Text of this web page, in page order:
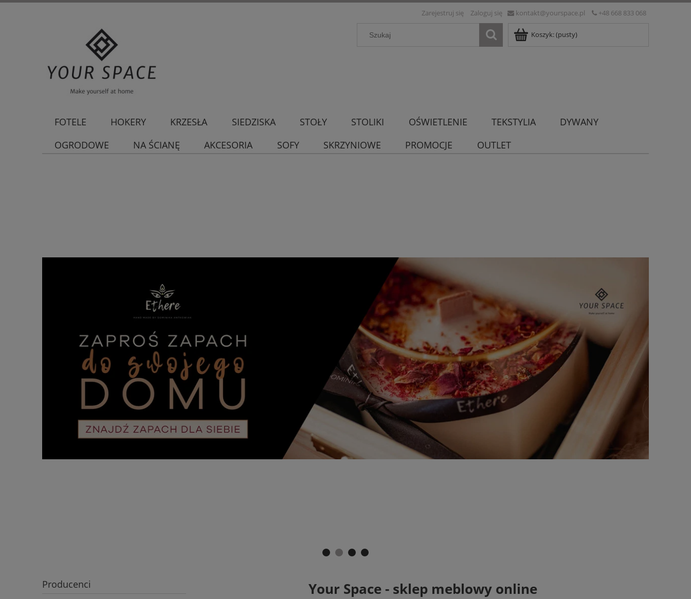
kontakt@yourspace.pl +48 668 833 068
Zarejestruj się Zaloguj się
Koszyk:(pusty)
FOTELE HOKERY KRZESŁA SIEDZISKA STOŁY STOLIKI OŚWIETLENIE TEKSTYLIA
DYWANY
OGRODOWE
NA ŚCIANĘ AKCESORIA SOFY SKRZYNIOWE PROMOCJE OUTLET
Producenci Your Space - sklep meblowy online